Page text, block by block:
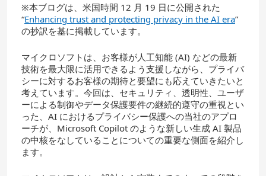
※本ブログは、米国時間 12 月 19 日に公開された
“Enhancing trust and protecting privacy in the AI era”
の抄訳を基に掲載しています。
マイクロソフトは、お客様が人工知能 (AI) などの最新
技術を最大限に活用できるよう支援しながら、プライバ
シーに対するお客様の期待と要望にも応えていきたいと
考えています。今回は、セキュリティ、透明性、ユーザ
ーによる制御やデータ保護要件の継続的遵守の重視とい
った、AI におけるプライバシー保護への当社のアプロ
ーチが、Microsoft Copilot のような新しい生成 AI 製品
の中核をなしていることについての重要な側面を紹介し
ます。